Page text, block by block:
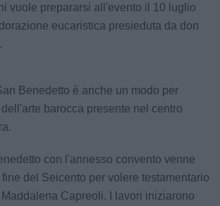
vuole prepararsi all'evento il 10 luglio
eucaristica presieduta da don
Benedetto è anche un modo per
barocca presente nel centro
con l'annesso convento venne
del Seicento per volere testamentario
Capreoli. I lavori iniziarono